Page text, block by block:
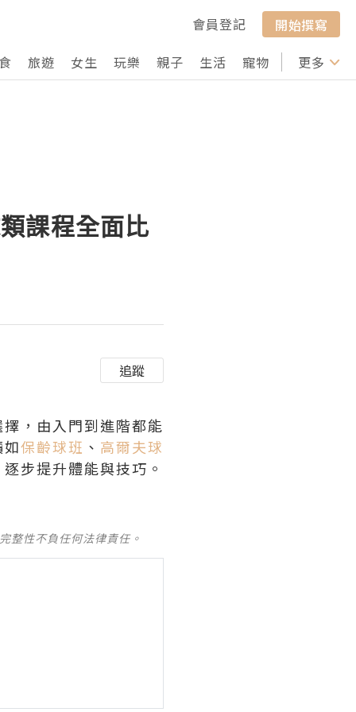
會員登記
開始撰寫
旅遊 女生 玩樂 親子 生活 寵物 行山 打卡
更多
課程全面比
追蹤
，由入門到進階都能
保齡球班 、 高爾夫球
逐步提升體能與技巧。
整性不負任何法律責任。